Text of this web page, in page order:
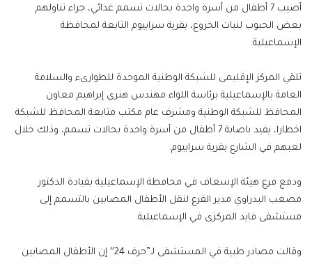
أصيب 7 أطفال من أسرة واحدة بحالات تسمم غذائي، جراء تناولهم
بعض الحبوب لنبات الخروع، بقرية سرابيوم التابعة لمحافظة
الإسماعيلية.
تلقي المركز الإقليمى للشبكة الوطنية الموحدة للطوارىء والسلامة
العامة بالإسماعيلية برئاسة اللواء مهندس هنرى إبراهيم معاون
المحافظ للشبكة الوطنية ومشرف عام مكتب متابعة المحافظ للشبكة
اخطارا، يفيد باصابة 7 أطفال من أسرة واحدة بحالات تسمم، وذلك خلال
لعبهم في الشارع بقرية سرابيوم.
ودفع فرع هيئة الإسعاف في محافظة الإسماعيلية بقيادة الدكتور
مصعب البدراوي مدير الفرع لنقل الأطفال المصابين بالتسمم إلى
مستشفى فايد المركزى في الإسماعيلية.
وقالت مصادر طبية في المستشفى لـ”حرف 24″ إن الأطفال المصابين